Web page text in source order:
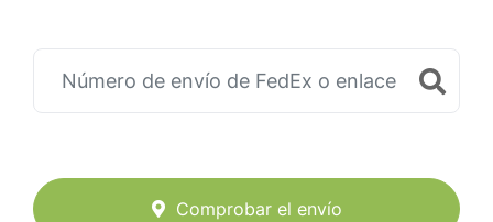
Comprobar el envío